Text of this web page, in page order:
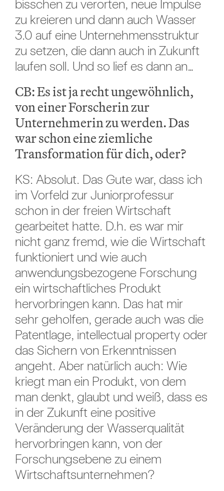
bisschen zu verorten, neue Impulse
zu kreieren und dann auch Wasser
3.0 auf eine Unternehmensstruktur
zu setzen, die dann auch in Zukunft
laufen soll. Und so lief es dann an…
CB: Es ist ja recht ungewöhnlich,
von einer Forscherin zur
Unternehmerin zu werden. Das
war schon eine ziemliche
Transformation für dich, oder?
KS: Absolut. Das Gute war, dass ich
im Vorfeld zur Juniorprofessur
schon in der freien Wirtschaft
gearbeitet hatte. D.h. es war mir
nicht ganz fremd, wie die Wirtschaft
funktioniert und wie auch
anwendungsbezogene Forschung
ein wirtschaftliches Produkt
hervorbringen kann. Das hat mir
sehr geholfen, gerade auch was die
Patentlage, intellectual property oder
das Sichern von Erkenntnissen
angeht. Aber natürlich auch: Wie
kriegt man ein Produkt, von dem
man denkt, glaubt und weiß, dass es
in der Zukunft eine positive
Veränderung der Wasserqualität
hervorbringen kann, von der
Forschungsebene zu einem
Wirtschaftsunternehmen?